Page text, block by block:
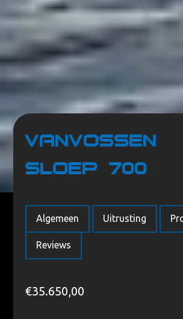
VanVossen
Sloep 700
Algemeen Uitrusting
Reviews
€35.650,00